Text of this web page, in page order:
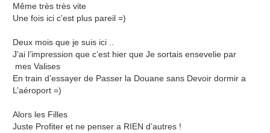
Même très très vite
Une fois ici c’est plus pareil =)
Deux mois que je suis ici ..
J’ai l’impression que c’est hier que Je sortais ensevelie par
mes Valises
En train d’essayer de Passer la Douane sans Devoir dormir a
L’aéroport =)
Alors les Filles
Juste Profiter et ne penser a RIEN d’autres !